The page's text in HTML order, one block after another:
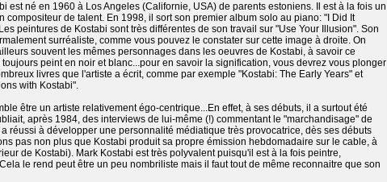
est né en 1960 à Los Angeles (Californie, USA) de parents estoniens. Il est à la fois un
compositeur de talent. En 1998, il sort son premier album solo au piano: "I Did It
peintures de Kostabi sont très différentes de son travail sur "Use Your Illusion". Son
surréaliste, comme vous pouvez le constater sur cette image à droite. On
souvent les mêmes personnages dans les oeuvres de Kostabi, à savoir ce
peint en noir et blanc...pour en savoir la signification, vous devrez vous plonger
livres que l'artiste a écrit, comme par exemple "Kostabi: The Early Years" et
with Kostabi".
être un artiste relativement égo-centrique...En effet, à ses débuts, il a surtout été
après 1984, des interviews de lui-même (!) commentant le "marchandisage" de
réussi à développer une personnalité médiatique très provocatrice, dès ses débuts
pas non plus que Kostabi produit sa propre émission hebdomadaire sur le cable, à
de Kostabi). Mark Kostabi est très polyvalent puisqu'il est à la fois peintre,
le rend peut être un peu nombriliste mais il faut tout de même reconnaitre que son